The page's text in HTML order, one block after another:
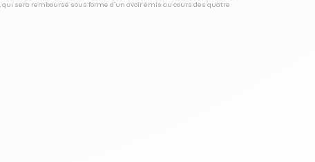
, qui sera remboursé sous forme d’un avoir émis au cours des quatre